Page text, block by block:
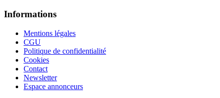
Informations
Mentions légales
CGU
Politique de confidentialité
Cookies
Contact
Newsletter
Espace annonceurs